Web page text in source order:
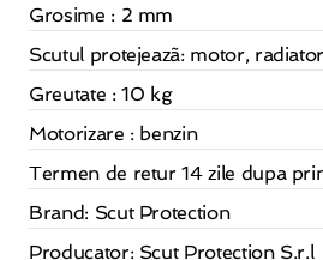
Grosime : 2 mm
Scutul protejeazã: motor,
Greutate : 10 kg
Motorizare : benzin
Termen de retur 14 zile dupa
Brand: Scut Protection
Producator: Scut Protection S.r.l